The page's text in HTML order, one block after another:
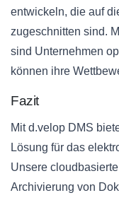
entwickeln, die auf
zugeschnitten sind.
sind Unternehmen
können ihre
Fazit
Mit d.velop DMS
Lösung für das
Unsere
Archivierung von